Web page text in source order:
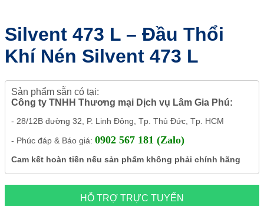
Silvent 473 L – Đầu Thổi
Khí Nén Silvent 473 L
Sản phẩm sẵn có tại:
Công ty TNHH Thương mại Dịch vụ Lâm Gia Phú:
- 28/12B đường 32, P. Linh Đông, Tp. Thủ Đức, Tp. HCM
- Phúc đáp & Báo giá: 0902 567 181 (Zalo)
Cam kết hoàn tiền nếu sản phẩm không phải chính hãng
HỖ TRỢ TRỰC TUYẾN